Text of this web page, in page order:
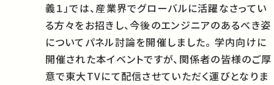
義１」では、産業界でグローバルに活躍なさってい
る方々をお招きし、今後のエンジニアのあるべき姿
についてパネル討論を開催しました。 学内向けに
開催された本イベントですが、関係者の皆様のご厚
意で東大TVにて配信させていただく運びとなりま